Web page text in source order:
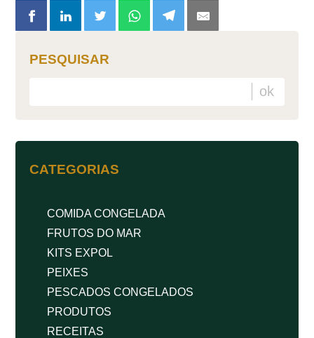
PESQUISAR
CATEGORIAS
COMIDA CONGELADA
FRUTOS DO MAR
KITS EXPOL
PEIXES
PESCADOS CONGELADOS
PRODUTOS
RECEITAS